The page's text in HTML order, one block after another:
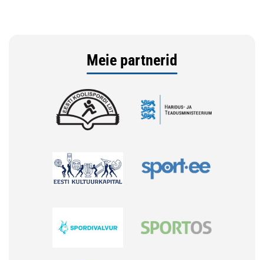
Meie partnerid